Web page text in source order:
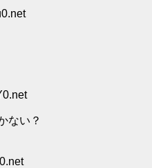
ない？